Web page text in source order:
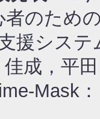
のため
援システ
，平田
Mask